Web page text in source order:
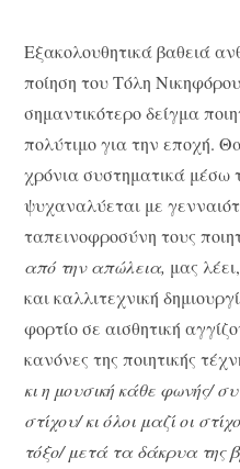
Εξακολουθητικά βαθειά
ποίηση του Τόλη
σημαντικότερο δείγμα
πολύτιμο για την εποχή.
χρόνια συστηματικά μέσω
ψυχαναλύεται με
ταπεινοφροσύνη τους
από την απώλεια, μας
και καλλιτεχνική
φορτίο σε αισθητική
κανόνες της ποιητικής
κι η μουσική κάθε φωνής/
στίχου/ κι όλοι μαζί οι
τόξο/ μετά τα δάκρυα της